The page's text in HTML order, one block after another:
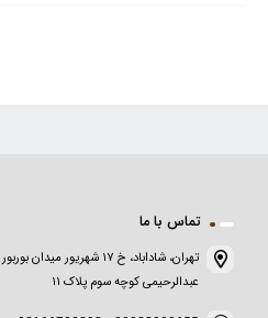
تماس با ما
تهران، شاداباد، خ ۱۷ شهریور میدان
عبدالرحیمی کوچه سوم پلاک ۱۱